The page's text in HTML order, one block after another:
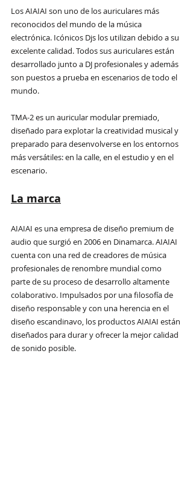
Los AIAIAI son uno de los auriculares más
reconocidos del mundo de la música
electrónica. Icónicos Djs los utilizan debido a su
excelente calidad. Todos sus auriculares están
desarrollado junto a DJ profesionales y además
son puestos a prueba en escenarios de todo el
mundo.
TMA-2 es un auricular modular premiado,
diseñado para explotar la creatividad musical y
preparado para desenvolverse en los entornos
más versátiles: en la calle, en el estudio y en el
escenario.
La marca
AIAIAI es una empresa de diseño premium de
audio que surgió en 2006 en Dinamarca. AIAIAI
cuenta con una red de creadores de música
profesionales de renombre mundial como
parte de su proceso de desarrollo altamente
colaborativo. Impulsados ​​por una filosofía de
diseño responsable y con una herencia en el
diseño escandinavo, los productos AIAIAI están
diseñados para durar y ofrecer la mejor calidad
de sonido posible.